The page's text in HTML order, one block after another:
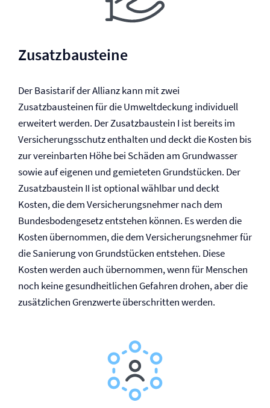
Zusatzbausteine
Der Basistarif der Allianz kann mit zwei
Zusatzbausteinen für die Umweltdeckung individuell
erweitert werden. Der Zusatzbaustein I ist bereits im
Versicherungsschutz enthalten und deckt die Kosten bis
zur vereinbarten Höhe bei Schäden am Grundwasser
sowie auf eigenen und gemieteten Grundstücken. Der
Zusatzbaustein II ist optional wählbar und deckt
Kosten, die dem Versicherungsnehmer nach dem
Bundesbodengesetz entstehen können. Es werden die
Kosten übernommen, die dem Versicherungsnehmer für
die Sanierung von Grundstücken entstehen. Diese
Kosten werden auch übernommen, wenn für Menschen
noch keine gesundheitlichen Gefahren drohen, aber die
zusätzlichen Grenzwerte überschritten werden.